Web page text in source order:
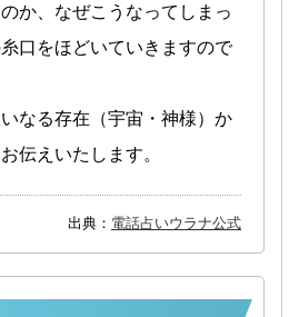
か、なぜこうなってしまっ
口をほどいていきますので
なる存在（宇宙・神様）か
伝えいたします。
出典： 電話占いウラナ公式